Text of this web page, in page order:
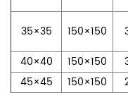
35×35 150×150
40×40
150×150
45×45
150×150